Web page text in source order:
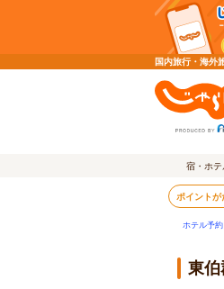
国内旅行・海外
宿・ホテ
ポイントが
ホテル予約
東